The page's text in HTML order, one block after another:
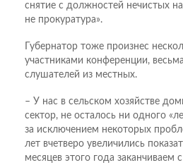
снятие с должностей нечистых
не прокуратура».
Губернатор тоже произнес
участниками конференции,
слушателей из местных.
– У нас в сельском хозяйстве
сектор, не осталось ни одного
за исключением некоторых
лет вчетверо увеличились
месяцев этого года заканчиваем